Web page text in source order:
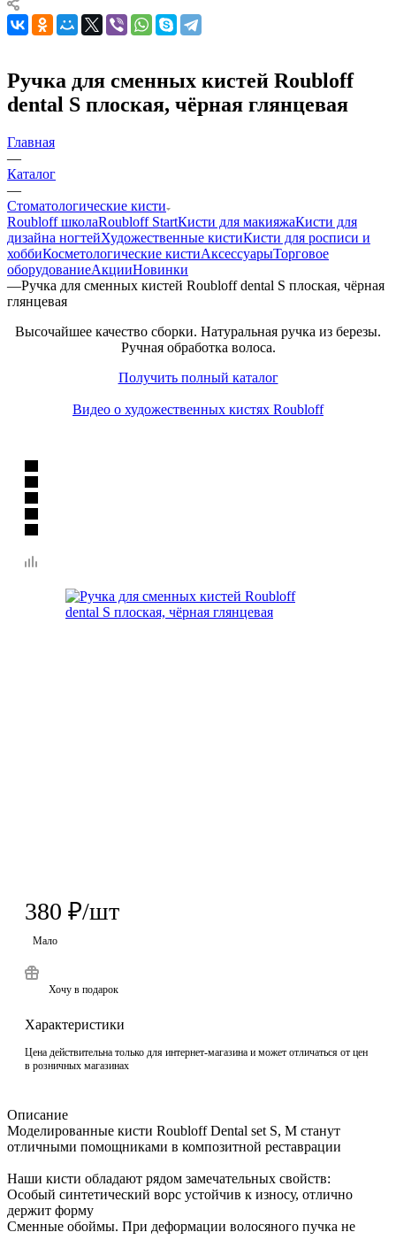
Ручка для сменных кистей Roubloff
dental S плоская, чёрная глянцевая
Главная
—
Каталог
—
Стоматологические кисти
Roubloff школаRoubloff StartКисти для макияжаКисти для
дизайна ногтейХудожественные кистиКисти для росписи и
хоббиКосметологические кистиАксессуарыТорговое
оборудованиеАкцииНовинки
—Ручка для сменных кистей Roubloff dental S плоская, чёрная
глянцевая
Высочайшее качество сборки. Натуральная ручка из березы.
Ручная обработка волоса.
Получить полный каталог
Видео о художественных кистях Roubloff
380 ₽/шт
Мало
Хочу в подарок
Характеристики
Цена действительна только для интернет-магазина и может отличаться от цен
в розничных магазинах
Описание
Моделированные кисти Roubloff Dental set S, М станут
отличными помощниками в композитной реставрации
Наши кисти обладают рядом замечательных свойств:
Особый синтетический ворс устойчив к износу, отлично
держит форму
Сменные обоймы. При деформации волосяного пучка не